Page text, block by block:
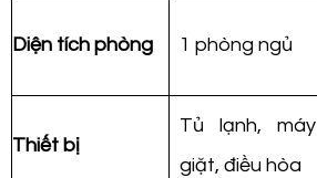
Diện tích phòng 1 phòng ngủ
Thiết bị
Tủ lạnh, máy
giặt, điều hòa